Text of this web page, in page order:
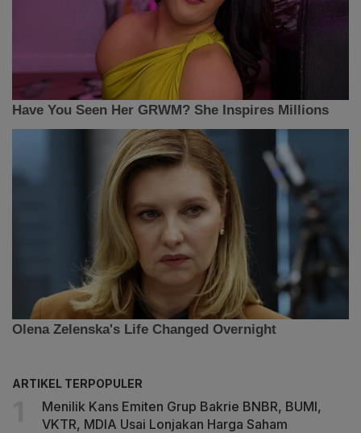
ARTIKEL TERPOPULER
Menilik Kans Emiten Grup Bakrie BNBR, BUMI,
VKTR, MDIA Usai Lonjakan Harga Saham